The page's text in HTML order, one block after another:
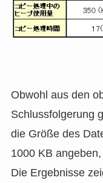
Obwohl aus den
Schlussfolgerung
die Größe des
1000 KB angeben,
Die Ergebnisse